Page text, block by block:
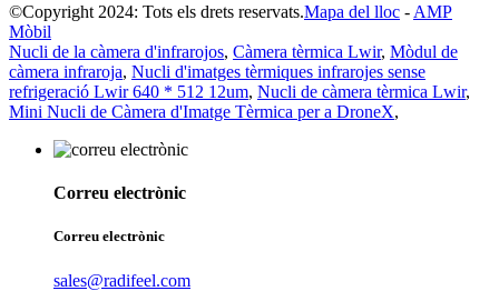
©Copyright 2024: Tots els drets reservats.Mapa del lloc - AMP
Mòbil
Nucli de la càmera d'infrarojos, Càmera tèrmica Lwir, Mòdul de
càmera infraroja, Nucli d'imatges tèrmiques infrarojes sense
refrigeració Lwir 640 * 512 12um, Nucli de càmera tèrmica Lwir,
Mini Nucli de Càmera d'Imatge Tèrmica per a DroneX,
Correu electrònic
Correu electrònic
sales@radifeel.com